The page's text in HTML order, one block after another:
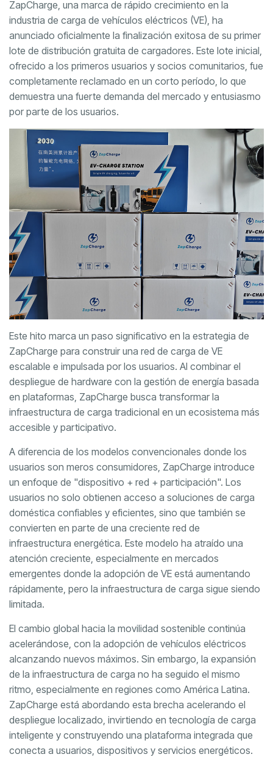
ZapCharge, una marca de rápido crecimiento en la
industria de carga de vehículos eléctricos (VE), ha
anunciado oficialmente la finalización exitosa de su primer
lote de distribución gratuita de cargadores. Este lote inicial,
ofrecido a los primeros usuarios y socios comunitarios, fue
completamente reclamado en un corto período, lo que
demuestra una fuerte demanda del mercado y entusiasmo
por parte de los usuarios.
Este hito marca un paso significativo en la estrategia de
ZapCharge para construir una red de carga de VE
escalable e impulsada por los usuarios. Al combinar el
despliegue de hardware con la gestión de energía basada
en plataformas, ZapCharge busca transformar la
infraestructura de carga tradicional en un ecosistema más
accesible y participativo.
A diferencia de los modelos convencionales donde los
usuarios son meros consumidores, ZapCharge introduce
un enfoque de "dispositivo + red + participación". Los
usuarios no solo obtienen acceso a soluciones de carga
doméstica confiables y eficientes, sino que también se
convierten en parte de una creciente red de
infraestructura energética. Este modelo ha atraído una
atención creciente, especialmente en mercados
emergentes donde la adopción de VE está aumentando
rápidamente, pero la infraestructura de carga sigue siendo
limitada.
El cambio global hacia la movilidad sostenible continúa
acelerándose, con la adopción de vehículos eléctricos
alcanzando nuevos máximos. Sin embargo, la expansión
de la infraestructura de carga no ha seguido el mismo
ritmo, especialmente en regiones como América Latina.
ZapCharge está abordando esta brecha acelerando el
despliegue localizado, invirtiendo en tecnología de carga
inteligente y construyendo una plataforma integrada que
conecta a usuarios, dispositivos y servicios energéticos.